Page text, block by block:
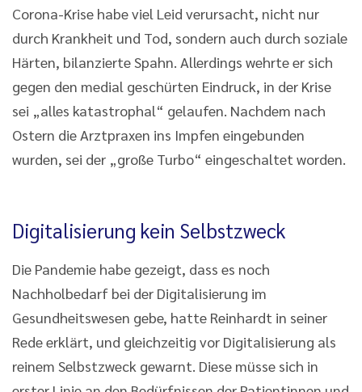
Corona-Krise habe viel Leid verursacht, nicht nur
durch Krankheit und Tod, sondern auch durch soziale
Härten, bilanzierte Spahn. Allerdings wehrte er sich
gegen den medial geschürten Eindruck, in der Krise
sei „alles katastrophal“ gelaufen. Nachdem nach
Ostern die Arztpraxen ins Impfen eingebunden
wurden, sei der „große Turbo“ eingeschaltet worden.
Digitalisierung kein Selbstzweck
Die Pandemie habe gezeigt, dass es noch
Nachholbedarf bei der Digitalisierung im
Gesundheitswesen gebe, hatte Reinhardt in seiner
Rede erklärt, und gleichzeitig vor Digitalisierung als
reinem Selbstzweck gewarnt. Diese müsse sich in